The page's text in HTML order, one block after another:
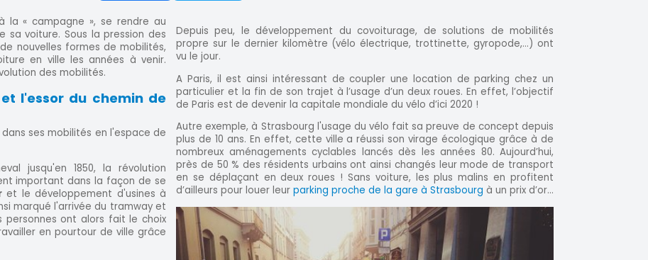
la « campagne », se rendre au
voiture. Sous la pression des
nouvelles formes de mobilités,
en ville les années à venir.
des mobilités.
l'essor du chemin de
ses mobilités en l'espace de
jusqu'en 1850, la révolution
important dans la façon de se
et le développement d'usines à
marqué l'arrivée du tramway et
ont alors fait le choix
en pourtour de ville grâce
Depuis peu, le développement du covoiturage, de solutions de mobilités
propre sur le dernier kilomètre (vélo électrique, trottinette, gyropode,…) ont
vu le jour.
A Paris, il est ainsi intéressant de coupler une location de parking chez un
particulier et la fin de son trajet à l’usage d’un deux roues. En effet, l’objectif
de Paris est de devenir la capitale mondiale du vélo d’ici 2020 !
Autre exemple, à Strasbourg l'usage du vélo fait sa preuve de concept depuis
plus de 10 ans. En effet, cette ville a réussi son virage écologique grâce à de
nombreux aménagements cyclables lancés dès les années 80. Aujourd’hui,
près de 50 % des résidents urbains ont ainsi changés leur mode de transport
en se déplaçant en deux roues ! Sans voiture, les plus malins en profitent
d’ailleurs pour louer leur parking proche de la gare à Strasbourg à un prix d’or...